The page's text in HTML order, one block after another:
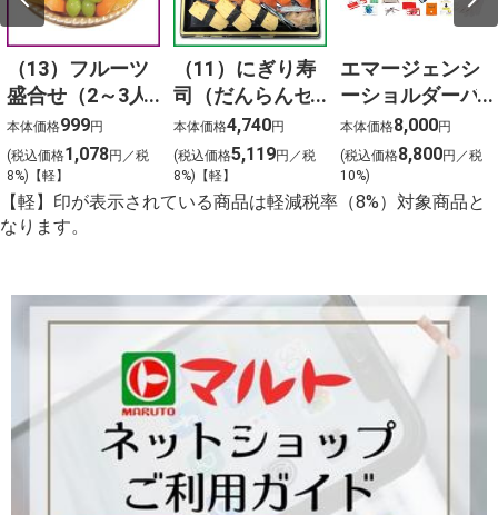
（13）フルーツ
盛合せ（2～3人
前）
本体価格999円
(税込価格1,078円／税
8%)【軽】
（11）にぎり寿
司（だんらんセ
ット）3人前
本体価格4,740円
(税込価格5,119円／税
8%)【軽】
エマージェンシ
ーショルダーバ
ッグ24点セット
本体価格8,000円
(税込価格8,800円／税
10%)
【軽】印が表示されている商品は軽減税率（8%）対象商品と
なります。